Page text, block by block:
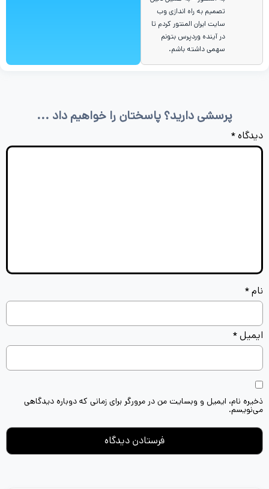
تصمیم به راه اندازی وب
سایت ایران المنتور کردم تا
در آینده وردپرس بتونم
سهمی داشته باشم.
پرسشی دارید؟ پاسختان را خواهیم داد ...
دیدگاه*
نام*
ایمیل*
ذخیره نام، ایمیل و وبسایت من در مرورگر برای زمانی که دوباره دیدگاهی
می‌نویسم.